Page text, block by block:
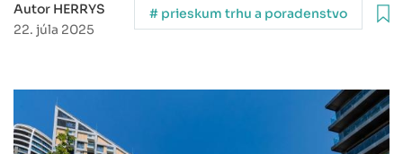
Autor HERRYS
22. júla 2025
# prieskum trhu a poradenstvo